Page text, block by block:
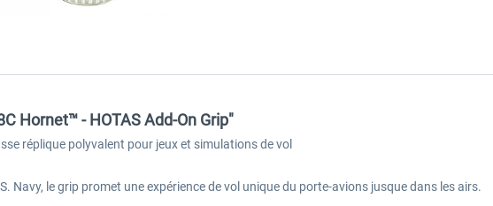
Hornet™ - HOTAS Add-On Grip"
réplique polyvalent pour jeux et simulations de vol
Navy, le grip promet une expérience de vol unique du porte-avions jusque dans les airs.